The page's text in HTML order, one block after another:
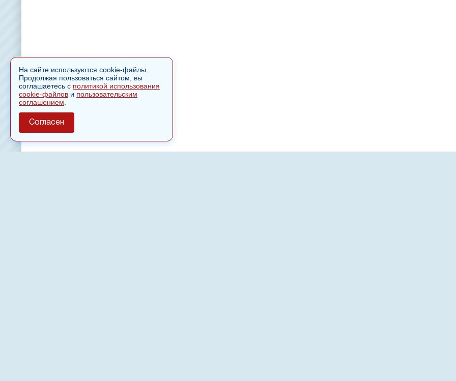
На сайте используются cookie-файлы.
Продолжая пользоваться сайтом, вы
соглашаетесь с политикой использования
cookie-файлов и пользовательским
соглашением
Согласен